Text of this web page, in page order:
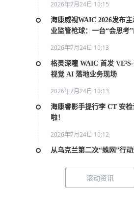
2026年7月24日 10:15
海康威视WAIC 2026发布
业监管枪球：一台“会思考
2026年7月24日 10:13
格灵深瞳 WAIC 首发 VE²S-
视觉 AI 落地业务现场
2026年7月24日 10:13
海康睿影手提行李 CT 安检
啦！
2026年7月24日 10:12
从乌克兰第二次“蛛网”行
2026年7月20日 10:31
滚动资讯